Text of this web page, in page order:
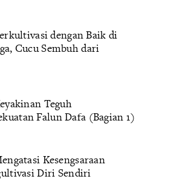
dengan Baik di
Cucu Sembuh dari
Teguh
Falun Dafa (Bagian 1)
Kesengsaraan
Diri Sendiri